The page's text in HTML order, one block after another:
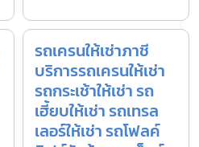
รถเครนให้เช่าภาชี
บริการรถเครนให้เช่า
รถกระเช้าให้เช่า รถ
เฮี้ยบให้เช่า รถเทรล
เลอร์ให้เช่า รถโฟลค์